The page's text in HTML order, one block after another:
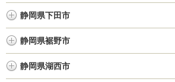
静岡県下田市
静岡県裾野市
静岡県湖西市